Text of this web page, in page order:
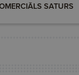
SATURS